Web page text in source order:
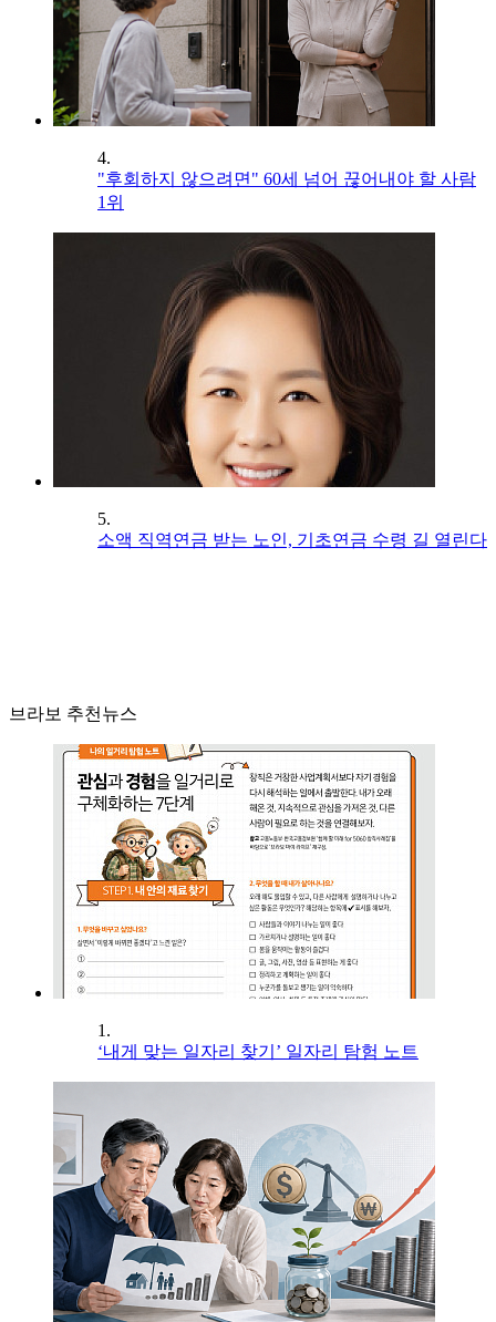
4.
"후회하지 않으려면" 60세 넘어 끊어내야 할 사람
1위
5.
소액 직역연금 받는 노인, 기초연금 수령 길 열린다
브라보 추천뉴스
1.
‘내게 맞는 일자리 찾기’ 일자리 탐험 노트